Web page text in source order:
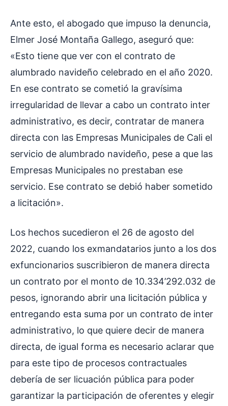
Ante esto, el abogado que impuso la denuncia,
Elmer José Montaña Gallego, aseguró que:
«Esto tiene que ver con el contrato de
alumbrado navideño celebrado en el año 2020.
En ese contrato se cometió la gravísima
irregularidad de llevar a cabo un contrato inter
administrativo, es decir, contratar de manera
directa con las Empresas Municipales de Cali el
servicio de alumbrado navideño, pese a que las
Empresas Municipales no prestaban ese
servicio. Ese contrato se debió haber sometido
a licitación».
Los hechos sucedieron el 26 de agosto del
2022, cuando los exmandatarios junto a los dos
exfuncionarios suscribieron de manera directa
un contrato por el monto de 10.334’292.032 de
pesos, ignorando abrir una licitación pública y
entregando esta suma por un contrato de inter
administrativo, lo que quiere decir de manera
directa, de igual forma es necesario aclarar que
para este tipo de procesos contractuales
debería de ser licuación pública para poder
garantizar la participación de oferentes y elegir